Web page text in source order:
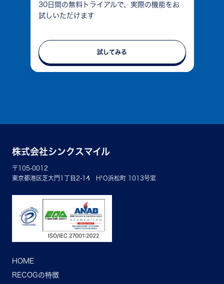
30日間の無料トライアルで、実際の機能をお
試しいただけます
試してみる
株式会社シンクスマイル
〒105-0012
東京都港区芝大門1丁目2-14 H¹O浜松町 1013号室
HOME
RECOGの特徴